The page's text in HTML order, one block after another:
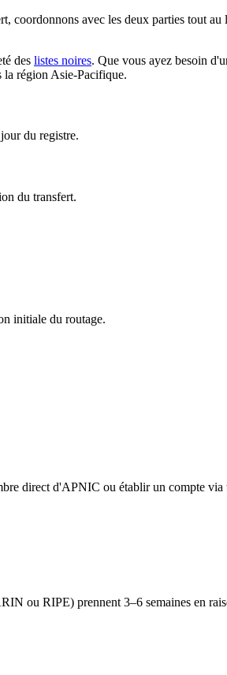
coordonnons avec les deux parties tout
des listes noires. Que vous ayez besoin
la région Asie-Pacifique.
du registre.
du transfert.
initiale du routage.
direct d'APNIC ou établir un compte
ou RIPE) prennent 3–6 semaines en